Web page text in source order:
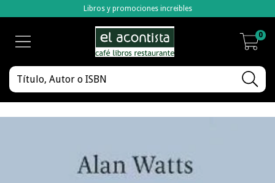
Libros y promociones increibles
0